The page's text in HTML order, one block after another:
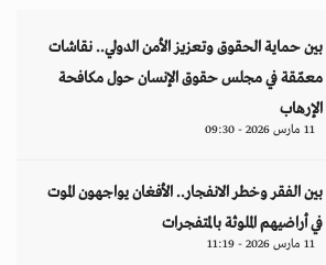
بين حماية الحقوق وتعزيز الأمن الدولي.. نقاشات
معمّقة في مجلس حقوق الإنسان حول مكافحة
الإرهاب
11 مارس 2026 - 09:30
بين الفقر وخطر الانفجار.. الأفغان يواجهون الموت
في أراضيهم الملوثة بالمتفجرات
11 مارس 2026 - 11:19